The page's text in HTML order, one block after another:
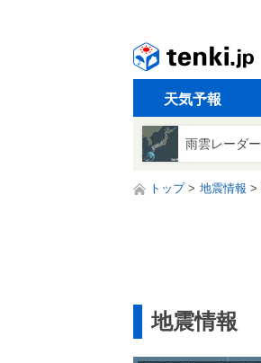
天気予報
雨雲レーダー
トップ 地震情報
地震情報